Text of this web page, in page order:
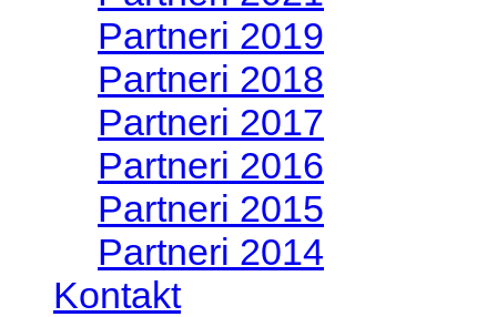
Partneri 2019
Partneri 2018
Partneri 2017
Partneri 2016
Partneri 2015
Partneri 2014
Kontakt